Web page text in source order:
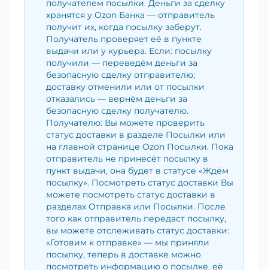
получателем посылки. Деньги за сделку
хранятся у Ozon Банка — отправитель
получит их, когда посылку заберут.
Получатель проверяет её в пункте
выдачи или у курьера. Если: посылку
получили — переведём деньги за
безопасную сделку отправителю;
доставку отменили или от посылки
отказались — вернём деньги за
безопасную сделку получателю.
Получателю: Вы можете проверить
статус доставки в разделе Посылки или
на главной странице Ozon Посылки. Пока
отправитель не принесёт посылку в
пункт выдачи, она будет в статусе «Ждём
посылку». Посмотреть статус доставки Вы
можете посмотреть статус доставки в
разделах Отправка или Посылки. После
того как отправитель передаст посылку,
вы можете отслеживать статус доставки:
«Готовим к отправке» — мы приняли
посылку, теперь в доставке можно
посмотреть информацию о посылке, её